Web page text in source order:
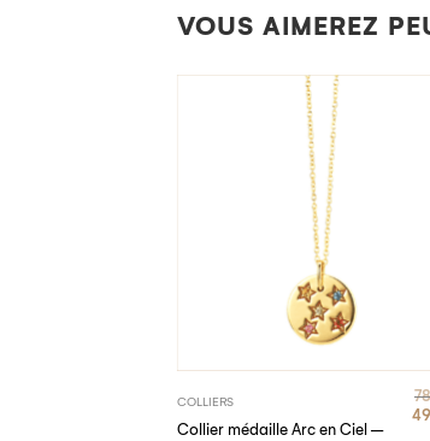
VOUS AIMEREZ
COLLIERS
Collier médaille Arc en Ciel –